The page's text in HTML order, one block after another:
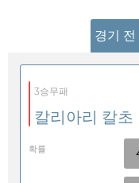
경기
3승무패
칼리아리 칼초
확률